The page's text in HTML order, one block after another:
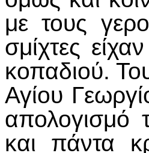
με τους
σμίχτες
κοπαδιού.
Αγίου
απολογισμό
και πάντα